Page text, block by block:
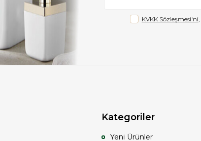
KVKK Sözleşmesi'ni
Kategoriler
Yeni Ürünler